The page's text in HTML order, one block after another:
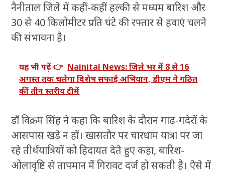
नैनीताल जिले में कहीं-कहीं हल्की से मध्यम बारिश और
30 से 40 किलोमीटर प्रति घंटे की रफ्तार से हवाएं चलने
की संभावना है।
यह भी पढ़ें 👉 Nainital News: जिले भर में 8 से 16
अगस्त तक चलेगा विशेष सफाई अभियान, डीएम ने गठित
कीं तीन स्तरीय टीमें
डॉ विक्रम सिंह ने कहा कि बारिश के दौरान गाढ़-गदेरों के
आसपास खड़े न हों। खासतौर पर चारधाम यात्रा पर जा
रहे तीर्थयात्रियों को हिदायत देते हुए कहा, बारिश-
ओलावृष्टि से तापमान में गिरावट दर्ज हो सकती है। ऐसे में